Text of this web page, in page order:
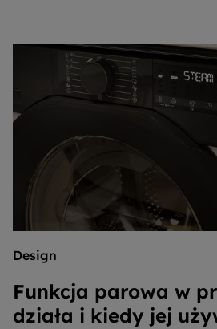
Design
Funkcja parowa w
działa i kiedy jej